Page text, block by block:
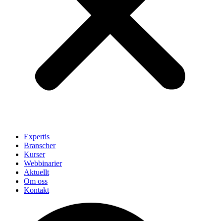
Expertis
Branscher
Kurser
Webbinarier
Aktuellt
Om oss
Kontakt